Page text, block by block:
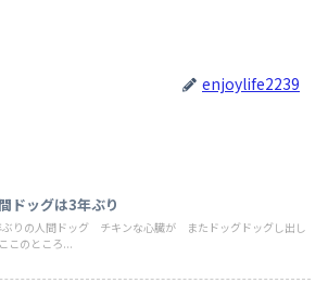
enjoylife2239
ドッグは3年ぶり
ぶりの人間ドッグ チキンな心臓が またドッグドッグし出し
このところ...